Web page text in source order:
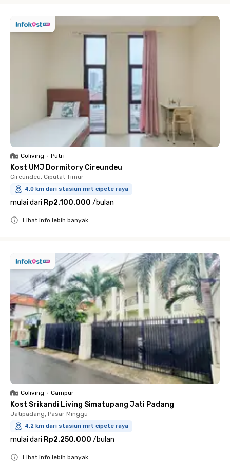
Coliving • Putri
Kost UMJ Dormitory Cireundeu
Cireundeu, Ciputat Timur
4.0 km dari stasiun mrt cipete raya
mulai dari Rp2.100.000 /bulan
Lihat info lebih banyak
Coliving • Campur
Kost Srikandi Living Simatupang Jati Padang
Jatipadang, Pasar Minggu
4.2 km dari stasiun mrt cipete raya
mulai dari Rp2.250.000 /bulan
Lihat info lebih banyak